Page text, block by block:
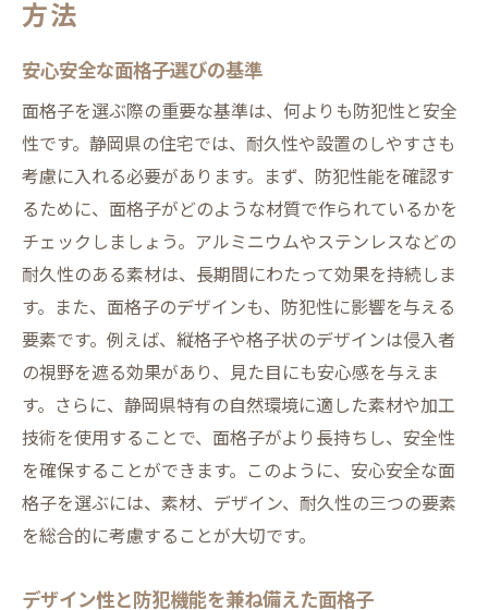
方法
安心安全な面格子選びの基準
面格子を選ぶ際の重要な基準は、何よりも防犯性と安全
性です。静岡県の住宅では、耐久性や設置のしやすさも
考慮に入れる必要があります。まず、防犯性能を確認す
るために、面格子がどのような材質で作られているかを
チェックしましょう。アルミニウムやステンレスなどの
耐久性のある素材は、長期間にわたって効果を持続しま
す。また、面格子のデザインも、防犯性に影響を与える
要素です。例えば、縦格子や格子状のデザインは侵入者
の視野を遮る効果があり、見た目にも安心感を与えま
す。さらに、静岡県特有の自然環境に適した素材や加工
技術を使用することで、面格子がより長持ちし、安全性
を確保することができます。このように、安心安全な面
格子を選ぶには、素材、デザイン、耐久性の三つの要素
を総合的に考慮することが大切です。
デザイン性と防犯機能を兼ね備えた面格子